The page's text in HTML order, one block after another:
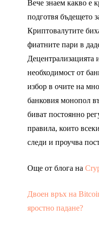
Вече знаем какво е
подготвя бъдещето
Криптовалутите
фиатните пари в
Децентрализацията
необходимост от
избор в очите на
банковия монопол
биват постоянно
правила, които
следи и проучва
Още от блога на
Двоен връх на
яростно падане?